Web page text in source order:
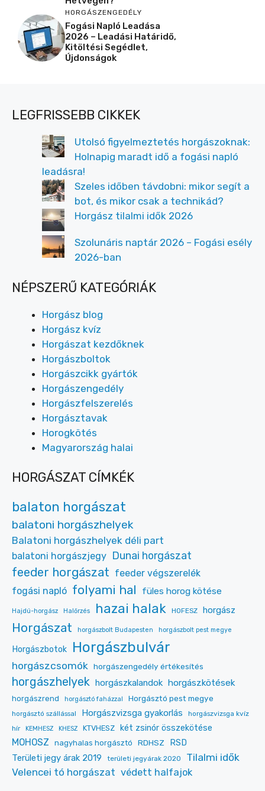
HORGÁSZENGEDÉLY
Fogási Napló Leadása
2026 – Leadási Határidő,
Kitöltési Segédlet,
Újdonságok
LEGFRISSEBB CIKKEK
Utolsó figyelmeztetés horgászoknak:
Holnapig maradt idő a fogási napló
leadásra!
Szeles időben távdobni: mikor segít a
bot, és mikor csak a technikád?
Horgász tilalmi idők 2026
Szolunáris naptár 2026 – Fogási esély
2026-ban
NÉPSZERŰ KATEGÓRIÁK
Horgász blog
Horgász kvíz
Horgászat kezdőknek
Horgászboltok
Horgászcikk gyártók
Horgászengedély
Horgászfelszerelés
Horgásztavak
Horogkötés
Magyarország halai
HORGÁSZAT CÍMKÉK
balaton horgászat
balatoni horgászhelyek
Balatoni horgászhelyek déli part
balatoni horgászjegy Dunai horgászat
feeder horgászat feeder végszerelék
fogási napló folyami hal füles horog kötése
Hajdú-horgász Halőrzés hazai halak HOFESZ horgász
Horgászat horgászbolt Budapesten horgászbolt pest megye
Horgászbotok Horgászbulvár
horgászcsomók horgászengedély értékesítés
horgászhelyek horgászkalandok horgászkötések
horgászrend horgásztó faházzal Horgásztó pest megye
horgásztó szállással Horgászvizsga gyakorlás
horgászvizsga kvíz
hír
KEMHESZ KHESZ KTVHESZ két zsinór összekötése
MOHOSZ nagyhalas horgásztó RDHSZ RSD
Területi jegy árak 2019 területi jegyárak 2020
Tilalmi idők
Velencei tó horgászat védett halfajok